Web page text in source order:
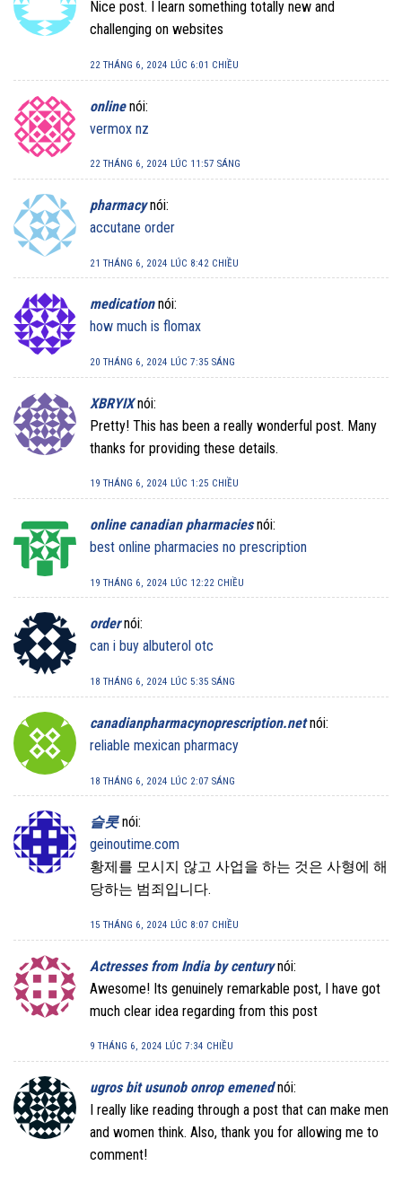
Nice post. I learn something totally new and
challenging on websites
22 THÁNG 6, 2024 LÚC 6:01 CHIỀU
online nói:
vermox nz
22 THÁNG 6, 2024 LÚC 11:57 SÁNG
pharmacy nói:
accutane order
21 THÁNG 6, 2024 LÚC 8:42 CHIỀU
medication nói:
how much is flomax
20 THÁNG 6, 2024 LÚC 7:35 SÁNG
XBRYIX nói:
Pretty! This has been a really wonderful post. Many
thanks for providing these details.
19 THÁNG 6, 2024 LÚC 1:25 CHIỀU
online canadian pharmacies nói:
best online pharmacies no prescription
19 THÁNG 6, 2024 LÚC 12:22 CHIỀU
order nói:
can i buy albuterol otc
18 THÁNG 6, 2024 LÚC 5:35 SÁNG
canadianpharmacynoprescription.net nói:
reliable mexican pharmacy
18 THÁNG 6, 2024 LÚC 2:07 SÁNG
슬롯 nói:
geinoutime.com
황제를 모시지 않고 사업을 하는 것은 사형에 해
당하는 범죄입니다.
15 THÁNG 6, 2024 LÚC 8:07 CHIỀU
Actresses from India by century‎ nói:
Awesome! Its genuinely remarkable post, I have got
much clear idea regarding from this post
9 THÁNG 6, 2024 LÚC 7:34 CHIỀU
ugros bit usunob onrop emened nói:
I really like reading through a post that can make men
and women think. Also, thank you for allowing me to
comment!